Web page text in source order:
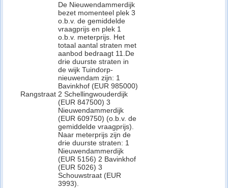
Rangstraat
De Nieuwendammerdijk
bezet momenteel plek 3
o.b.v. de gemiddelde
vraagprijs en plek 1
o.b.v. meterprijs. Het
totaal aantal straten met
aanbod bedraagt 11.De
drie duurste straten in
de wijk Tuindorp-
nieuwendam zijn: 1
Bavinkhof (EUR 985000)
2 Schellingwouderdijk
(EUR 847500) 3
Nieuwendammerdijk
(EUR 609750) (o.b.v. de
gemiddelde vraagprijs).
Naar meterprijs zijn de
drie duurste straten: 1
Nieuwendammerdijk
(EUR 5156) 2 Bavinkhof
(EUR 5026) 3
Schouwstraat (EUR
3993).